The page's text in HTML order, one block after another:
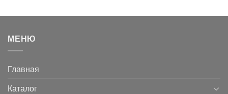
МЕНЮ
Главная
Каталог